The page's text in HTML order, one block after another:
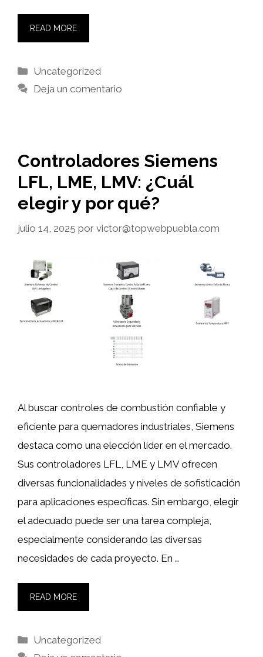
READ MORE
Categorías
Uncategorized
Deja un comentario
Controladores Siemens
LFL, LME, LMV: ¿Cuál
elegir y por qué?
julio 14, 2025 por victor@topwebpuebla.com
Al buscar controles de combustión confiable y
eficiente para quemadores industriales, Siemens
destaca como una elección líder en el mercado.
Sus controladores LFL, LME y LMV ofrecen
diversas funcionalidades y niveles de sofisticación
para aplicaciones específicas. Sin embargo, elegir
el adecuado puede ser una tarea compleja,
especialmente considerando las diversas
necesidades de cada proyecto. En …
READ MORE
Categorías
Uncategorized